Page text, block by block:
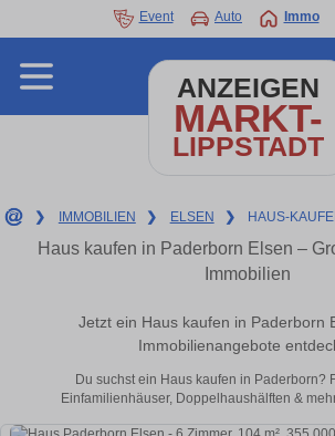
Event Auto Immo
ANZEIGEN
MARKT-
LIPPSTADT
❯ IMMOBILIEN ❯ ELSEN ❯ HAUS-
Haus kaufen in Paderborn Elsen –
Immobilien
Jetzt ein Haus kaufen in Paderborn
Immobilienangebote
Du suchst ein Haus kaufen in Paderborn?
Einfamilienhäuser, Doppelhaushälften &